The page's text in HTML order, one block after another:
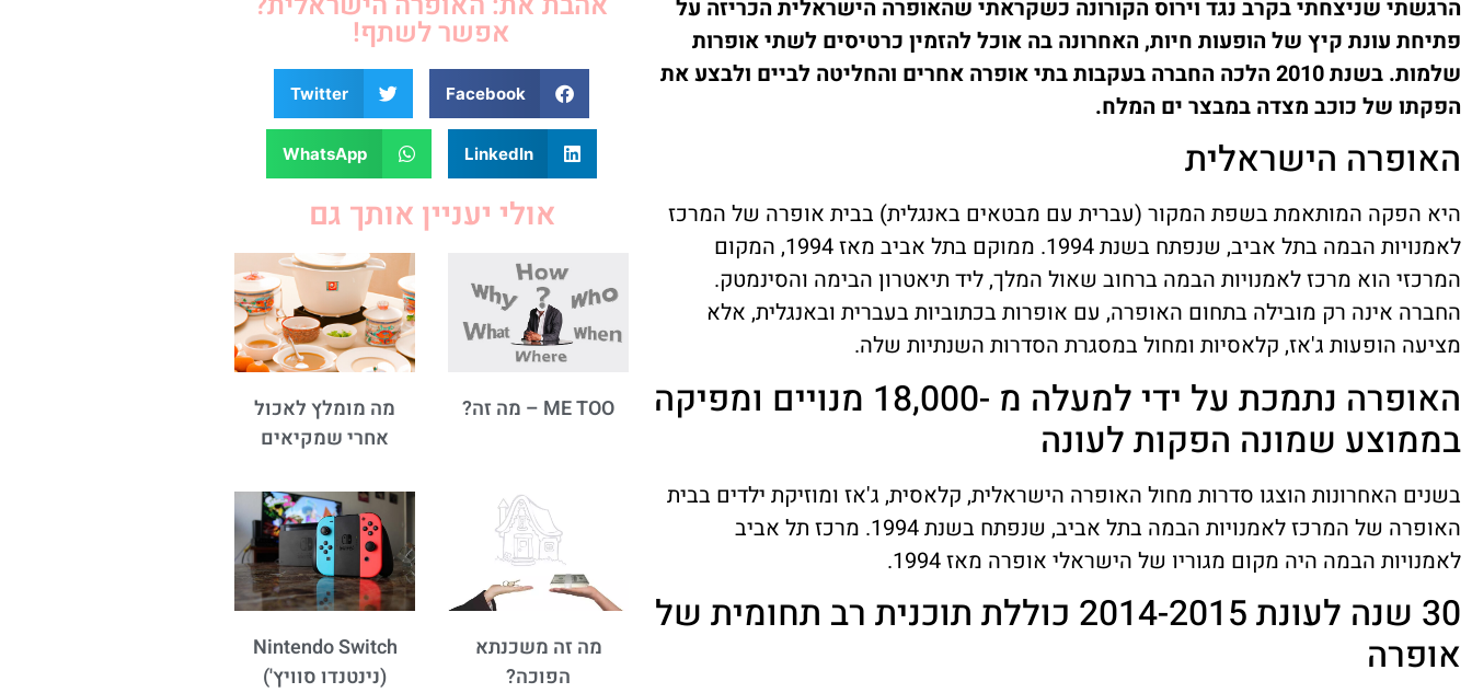
הרגשתי שניצחתי בקרב נגד וירוס הקורונה כשקראתי שהאופרה הישראלית הכריזה על
פתיחת עונת קיץ של הופעות חיות, האחרונה בה אוכל להזמין כרטיסים לשתי אופרות
שלמות. בשנת 2010 הלכה החברה בעקבות בתי אופרה אחרים והחליטה לביים ולבצע את
הפקתו של כוכב מצדה במבצר ים המלח.
האופרה הישראלית
היא הפקה המותאמת בשפת המקור (עברית עם מבטאים באנגלית) בבית אופרה של המרכז
לאמנויות הבמה בתל אביב, שנפתח בשנת 1994. ממוקם בתל אביב מאז 1994, המקום
המרכזי הוא מרכז לאמנויות הבמה ברחוב שאול המלך, ליד תיאטרון הבימה והסינמטק.
החברה אינה רק מובילה בתחום האופרה, עם אופרות בכתוביות בעברית ובאנגלית, אלא
מציעה הופעות ג'אז, קלאסיות ומחול במסגרת הסדרות השנתיות שלה.
האופרה נתמכת על ידי למעלה מ -18,000 מנויים ומפיקה
בממוצע שמונה הפקות לעונה
בשנים האחרונות הוצגו סדרות מחול האופרה הישראלית, קלאסית, ג'אז ומוזיקת ילדים בבית
האופרה של המרכז לאמנויות הבמה בתל אביב, שנפתח בשנת 1994. מרכז תל אביב
לאמנויות הבמה היה מקום מגוריו של הישראלי אופרה מאז 1994.
30 שנה לעונת 2014-2015 כוללת תוכנית רב תחומית של
אופרה
אפשר לשתף!
Facebook
Twitter
LinkedIn
WhatsApp
אולי יעניין אותך גם
ME TOO – מה זה?
מה מומלץ לאכול
אחרי שמקיאים
מה זה משכנתא
הפוכה?
Nintendo Switch
(נינטנדו סוויץ')